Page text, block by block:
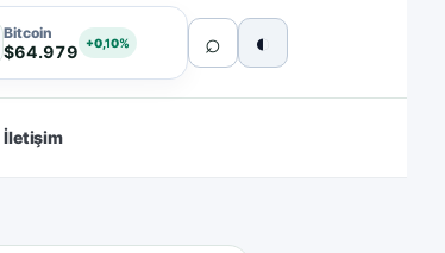
Bitcoin
$64.979 +0,10% ⌕ ◐
İletişim